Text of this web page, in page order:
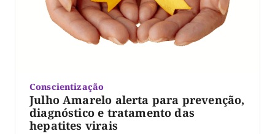
Conscientização
Julho Amarelo alerta para prevenção,
diagnóstico e tratamento das
hepatites virais